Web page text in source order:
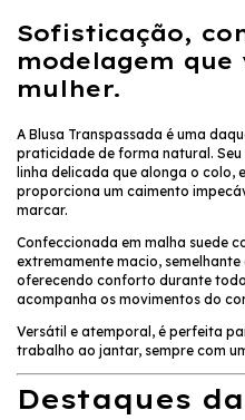
Sofisticação,
modelagem que
mulher.
A Blusa Transpassada é uma
praticidade de forma natural.
linha delicada que alonga o
proporciona um caimento
marcar.
Confeccionada em malha suede
extremamente macio,
oferecendo conforto durante
acompanha os movimentos do
Versátil e atemporal, é perfeita
trabalho ao jantar, sempre com
Destaques